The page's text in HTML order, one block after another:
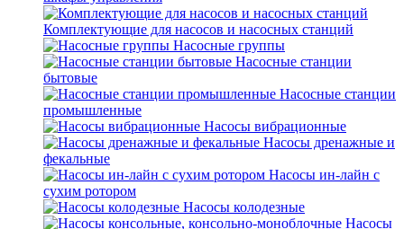
Комплектующие для насосов и насосных станций
Насосные группы
Насосные станции
бытовые
Насосные станции
промышленные
Насосы вибрационные
Насосы дренажные и
фекальные
Насосы ин-лайн с
сухим ротором
Насосы колодезные
Насосы